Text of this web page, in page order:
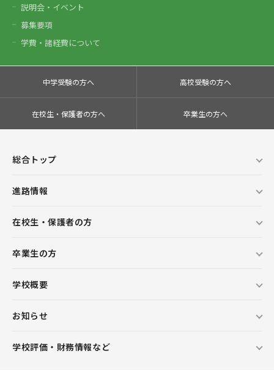
説明会・イベント
募集要項
学費・諸経費について
中学受験の方へ 高校受験の方へ
在校生・保護者の方へ 卒業生の方へ
総合トップ
進路情報
在校生・保護者の方
卒業生の方
学校概要
お知らせ
学校評価・財務情報など